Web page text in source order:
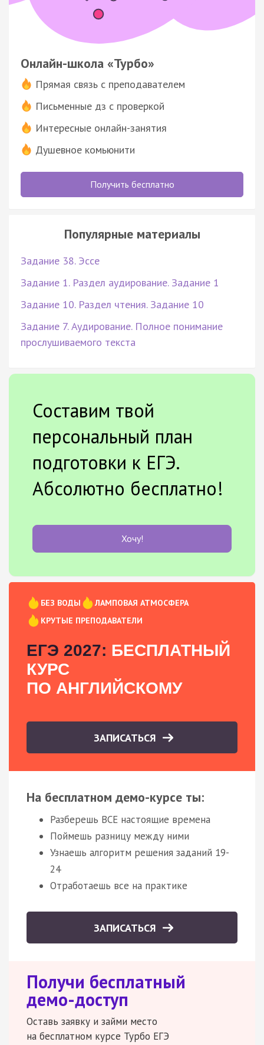
Онлайн-школа «Турбо»
Прямая связь с преподавателем
Письменные дз с проверкой
Интересные онлайн-занятия
Душевное комьюнити
Получить бесплатно
Популярные материалы
Задание 38. Эссе
Задание 1. Раздел аудирование. Задание 1
Задание 10. Раздел чтения. Задание 10
Задание 7. Аудирование. Полное понимание
прослушиваемого текста
Составим твой
персональный план
подготовки к ЕГЭ.
Абсолютно бесплатно!
Хочу!
БЕЗ ВОДЫ
ЛАМПОВАЯ АТМОСФЕРА
КРУТЫЕ ПРЕПОДАВАТЕЛИ
ЕГЭ 2027: БЕСПЛАТНЫЙ
КУРС
ПО АНГЛИЙСКОМУ
ЗАПИСАТЬСЯ
На бесплатном демо-курсе ты:
Разберешь ВСЕ настоящие времена
Поймешь разницу между ними
Узнаешь алгоритм решения заданий 19-
24
Отработаешь все на практике
ЗАПИСАТЬСЯ
Получи бесплатный
демо-доступ
Оставь заявку и займи место
на бесплатном курсе Турбо ЕГЭ